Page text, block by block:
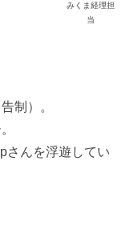
みくま経理担
当
制）。
さんを浮遊してい